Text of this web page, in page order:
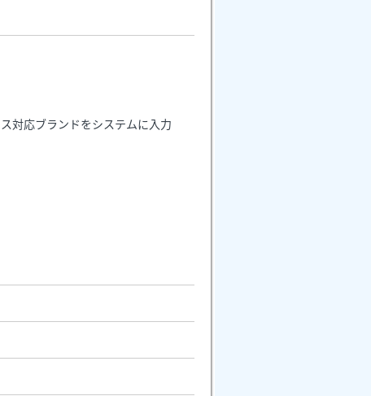
対応ブランドをシステムに入力